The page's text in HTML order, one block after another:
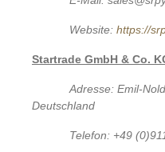
Website:https://
Startrade GmbH & Co.
Adresse: Emil-
Deutschland
Telefon: +49